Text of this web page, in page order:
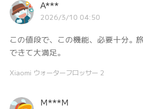
A***
2026/3/10 04:50
この値段で、この機能、必要十分。
できて大満足。
Xiaomi ウォーターフロッサー 2
M***M